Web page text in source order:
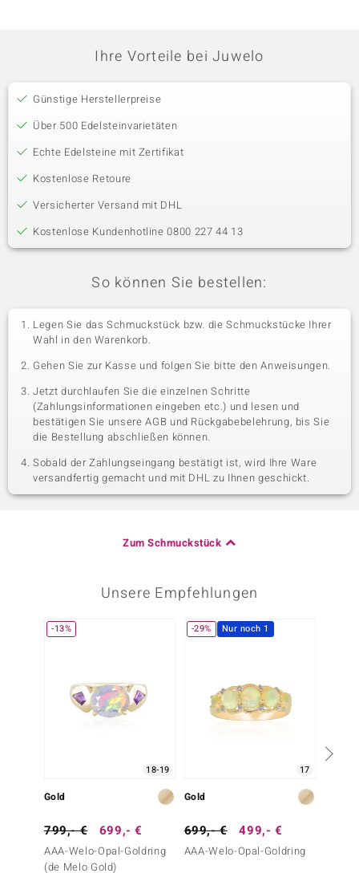
Ihre Vorteile bei Juwelo
Günstige Herstellerpreise
Über 500 Edelsteinvarietäten
Echte Edelsteine mit Zertifikat
Kostenlose Retoure
Versicherter Versand mit DHL
Kostenlose Kundenhotline 0800 227 44 13
So können Sie bestellen:
Legen Sie das Schmuckstück bzw. die Schmuckstücke Ihrer
Wahl in den Warenkorb.
Gehen Sie zur Kasse und folgen Sie bitte den Anweisungen.
Jetzt durchlaufen Sie die einzelnen Schritte
(Zahlungsinformationen eingeben etc.) und lesen und
bestätigen Sie unsere AGB und Rückgabebelehrung, bis Sie
die Bestellung abschließen können.
Sobald der Zahlungseingang bestätigt ist, wird Ihre Ware
versandfertig gemacht und mit DHL zu Ihnen geschickt.
Zum Schmuckstück
Unsere Empfehlungen
-13%
18-19
Gold
799,- € 699,- €
AAA-Welo-Opal-Goldring
(de Melo Gold)
-29% Nur noch 1
17
Gold
699,- € 499,- €
AAA-Welo-Opal-Goldring